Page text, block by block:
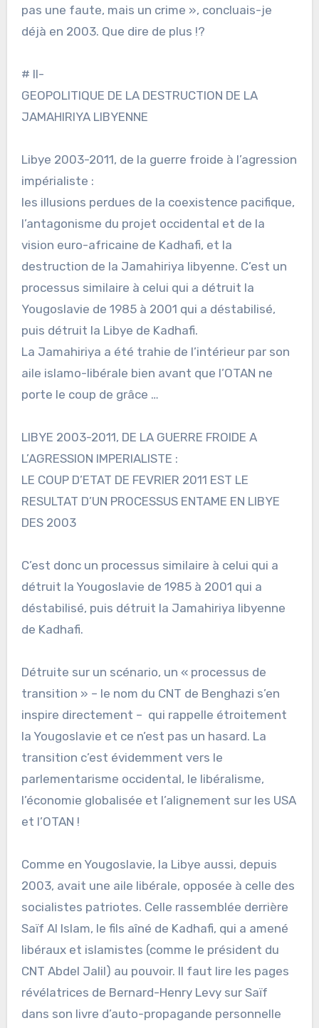
pas une faute, mais un crime », concluais-je
déjà en 2003. Que dire de plus !?
# II-
GEOPOLITIQUE DE LA DESTRUCTION DE LA
JAMAHIRIYA LIBYENNE
Libye 2003-2011, de la guerre froide à l’agression
impérialiste :
les illusions perdues de la coexistence pacifique,
l’antagonisme du projet occidental et de la
vision euro-africaine de Kadhafi, et la
destruction de la Jamahiriya libyenne. C’est un
processus similaire à celui qui a détruit la
Yougoslavie de 1985 à 2001 qui a déstabilisé,
puis détruit la Libye de Kadhafi.
La Jamahiriya a été trahie de l’intérieur par son
aile islamo-libérale bien avant que l’OTAN ne
porte le coup de grâce …
LIBYE 2003-2011, DE LA GUERRE FROIDE A
L’AGRESSION IMPERIALISTE :
LE COUP D’ETAT DE FEVRIER 2011 EST LE
RESULTAT D’UN PROCESSUS ENTAME EN LIBYE
DES 2003
C’est donc un processus similaire à celui qui a
détruit la Yougoslavie de 1985 à 2001 qui a
déstabilisé, puis détruit la Jamahiriya libyenne
de Kadhafi.
Détruite sur un scénario, un « processus de
transition » – le nom du CNT de Benghazi s’en
inspire directement – qui rappelle étroitement
la Yougoslavie et ce n’est pas un hasard. La
transition c’est évidemment vers le
parlementarisme occidental, le libéralisme,
l’économie globalisée et l’alignement sur les USA
et l’OTAN !
Comme en Yougoslavie, la Libye aussi, depuis
2003, avait une aile libérale, opposée à celle des
socialistes patriotes. Celle rassemblée derrière
Saïf Al Islam, le fils aîné de Kadhafi, qui a amené
libéraux et islamistes (comme le président du
CNT Abdel Jalil) au pouvoir. Il faut lire les pages
révélatrices de Bernard-Henry Levy sur Saïf
dans son livre d’auto-propagande personnelle